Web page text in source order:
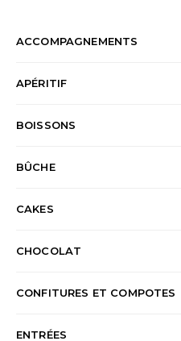
ACCOMPAGNEMENTS
APÉRITIF
BOISSONS
BÛCHE
CAKES
CHOCOLAT
CONFITURES ET COMPOTES
ENTRÉES